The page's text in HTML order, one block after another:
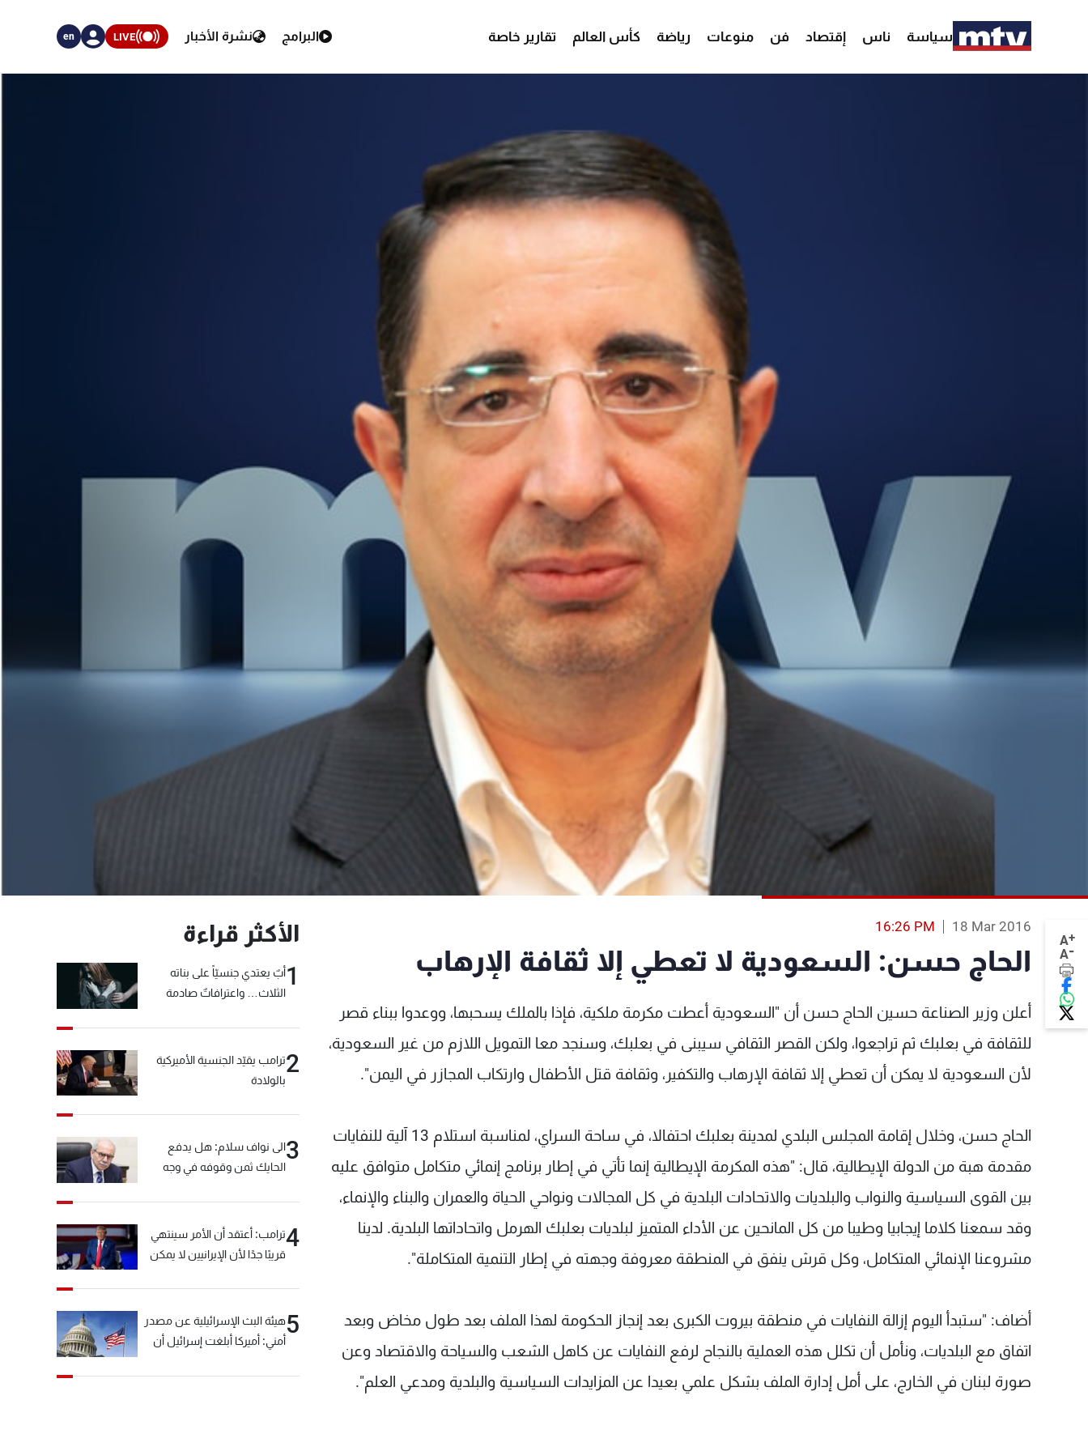
سياسة ناس إقتصاد فن منوعات رياضة كأس العالم تقارير خاصة البرامج نشرة الأخبار LIVE
en
A+
A-
18 Mar 2016
16:26 PM
الحاج حسن: السعودية لا تعطي إلا ثقافة الإرهاب
أعلن وزير الصناعة حسين الحاج حسن أن "السعودية أعطت مكرمة ملكية، فإذا بالملك يسحبها، ووعدوا ببناء قصر
للثقافة في بعلبك ثم تراجعوا، ولكن القصر الثقافي سيبنى في بعلبك، وسنجد معا التمويل اللازم من غير السعودية،
لأن السعودية لا يمكن أن تعطي إلا ثقافة الإرهاب والتكفير، وثقافة قتل الأطفال وارتكاب المجازر في اليمن".
الحاج حسن، وخلال إقامة المجلس البلدي لمدينة بعلبك احتفالا، في ساحة السراي، لمناسبة استلام 13 آلية للنفايات
مقدمة هبة من الدولة الإيطالية، قال: "هذه المكرمة الإيطالية إنما تأتي في إطار برنامج إنمائي متكامل متوافق عليه
بين القوى السياسية والنواب والبلديات والاتحادات البلدية في كل المجالات ونواحي الحياة والعمران والبناء والإنماء،
وقد سمعنا كلاما إيجابيا وطيبا من كل المانحين عن الأداء المتميز لبلديات بعلبك الهرمل واتحاداتها البلدية. لدينا
مشروعنا الإنمائي المتكامل، وكل قرش ينفق في المنطقة معروفة وجهته في إطار التنمية المتكاملة".
أضاف: "ستبدأ اليوم إزالة النفايات في منطقة بيروت الكبرى بعد إنجاز الحكومة لهذا الملف بعد طول مخاض وبعد
اتفاق مع البلديات، ونأمل أن تكلل هذه العملية بالنجاح لرفع النفايات عن كاهل الشعب والسياحة والاقتصاد وعن
صورة لبنان في الخارج، على أمل إدارة الملف بشكل علمي بعيدا عن المزايدات السياسية والبلدية ومدعي العلم".
الأكثر قراءة
1أبٌ يعتدي جنسيّاً على بناته
الثلاث… واعترافاتٌ صادمة
2ترامب يقيّد الجنسية الأميركية
بالولادة
3الى نواف سلام: هل يدفع
الحايك ثمن وقوفه في وجه
4ترامب: أعتقد أن الأمر سينتهي
قريبًا جدًا لأن الإيرانيين لا يمكن
5هيئة البث الإسرائيلية عن مصدر
أمني: أميركا أبلغت إسرائيل أن